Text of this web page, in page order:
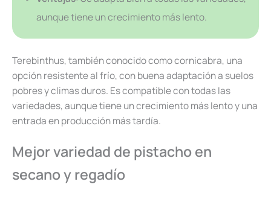
aunque tiene un crecimiento más lento.
Terebinthus, también conocido como cornicabra, una
opción resistente al frío, con buena adaptación a suelos
pobres y climas duros. Es compatible con todas las
variedades, aunque tiene un crecimiento más lento y una
entrada en producción más tardía.
Mejor variedad de pistacho en
secano y regadío